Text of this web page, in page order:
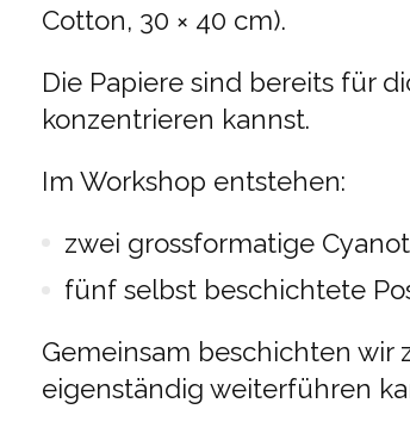
Cotton, 30 × 40 cm).
Die Papiere sind bereits für
konzentrieren kannst.
Im Workshop entstehen:
zwei grossformatige
fünf selbst beschichtete
Gemeinsam beschichten wir
eigenständig weiterführen